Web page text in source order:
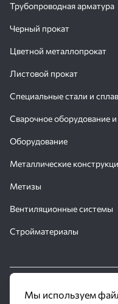
Трубопроводная арматура
Черный прокат
Цветной металлопрокат
Листовой прокат
Специальные стали и
Сварочное оборудование
Оборудование
Металлические
Метизы
Вентиляционные системы
Стройматериалы
© 2016 - 2026
Мы используем